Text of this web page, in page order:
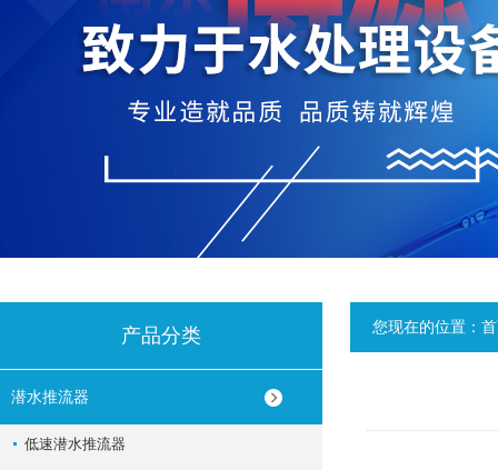
产品分类
潜水推流器
低速潜水推流器
您现在的位置：